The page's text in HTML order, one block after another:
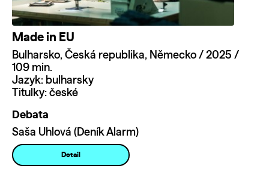
Made in EU
Bulharsko, Česká republika, Německo / 2025 /
109 min.
Jazyk: bulharsky
Titulky: české
Debata
Saša Uhlová (Deník Alarm)
Detail